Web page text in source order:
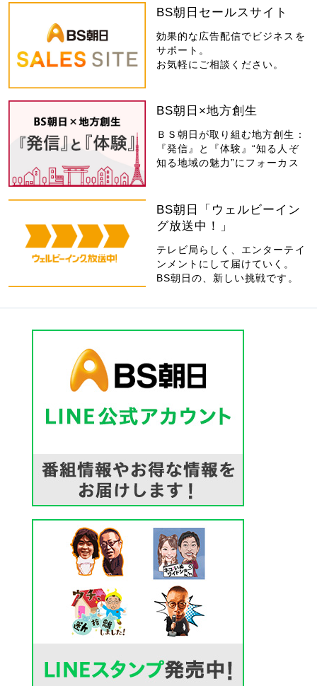
BS朝日セールスサイト
効果的な広告配信でビジネスを
サポート。
お気軽にご相談ください。
BS朝日×地方創生
ＢＳ朝日が取り組む地方創生：
『発信』と『体験』“知る人ぞ
知る地域の魅力”にフォーカス
BS朝日「ウェルビーイン
グ放送中！」
テレビ局らしく、エンターテイ
ンメントにして届けていく。
BS朝日の、新しい挑戦です。